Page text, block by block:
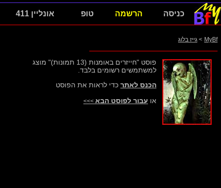
כניסה הרשמה טופ אונליין 411
MyBf
> גייז בלוג
פוסט "חייזרים באומנות (13 תמונות)" מוצג
למשתמשים רשומים בלבד.
הכנס לאתר כדי לראות את הפוסט
או עבור לפוסט הבא >>>